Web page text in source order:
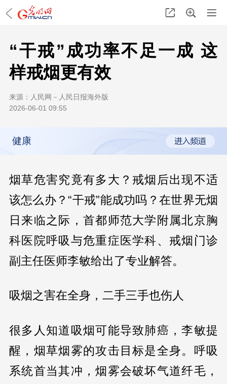
“干戒”成功率不足一成 这
样戒烟更有效
来源： 人民网－人民日报海外版
2026-06-01 09:55
健康
烟草危害究竟有多大？戒烟后出现不适
该怎么办？“干戒”能成功吗？在世界无烟
日来临之际，首都师范大学附属北京胸
科医院呼吸与危重症医学科、戒烟门诊
副主任医师李敏给出了专业解答。
吸烟之害在全身，二手三手也伤人
很多人知道吸烟可能导致肺癌，李敏提
醒，烟草烟雾的攻击目标是全身。呼吸
系统首当其冲，烟雾会破坏气道纤毛，